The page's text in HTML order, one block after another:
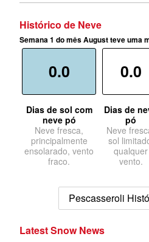
Histórico de Neve
Semana 1 do mês August teve uma
0.0
Dias de sol com
neve pó
Neve fresca,
principalmente
ensolarado, vento
fraco.
0.0
Dias de
pó
Neve
sol
qualquer
vento.
Pescasseroli